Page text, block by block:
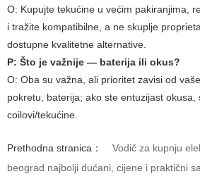
O: Kupujte tekućine u većim pakiranjima,
i tražite kompatibilne, a ne skuplje
dostupne kvalitetne alternative.
P: Što je važnije — baterija ili okus?
O: Oba su važna, ali prioritet zavisi od
pokretu, baterija; ako ste entuzijast okusa,
coilovi/tekućine.
Prethodna stranica：
Vodič za kupnju
beograd najbolji dućani, cijene i praktični